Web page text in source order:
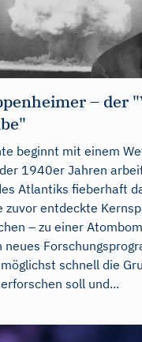
– der
beginnt mit einem
1940er Jahren
Atlantiks fieberhaft
zuvor entdeckte
– zu einer
schnell die
soll und...